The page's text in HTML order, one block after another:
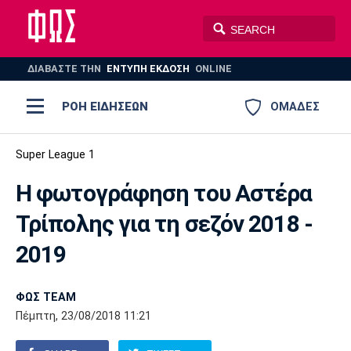
ΔΙΑΒΑΣΤΕ THN ΕΝΤΥΠΗ ΕΚΔΟΣΗ ONLINE
ΟΜΑΔΕΣ
ΡΟΗ ΕΙΔΗΣΕΩΝ
ΠΟΔΟΣΦΑΙΡΟ
ΠΟΛΟ ΣΠΟΡ
AUTO-MOTO
Ποδόσφαιρο
Super League 1
Super League 2
Ελλάδα
Μπάσκετ
Ελλάδα
EuroLeague
Ολυμπιακοί Αγώνες
Πόλο
Ολυμπιακός ΑΕΚ ΠΑΟΚ
Παναθηναϊκός
Super League 1
Η φωτογράφηση του Αστέρα
Τρίπολης για τη σεζόν 2018 -
2019
ΦΩΣ TEAM
Πέμπτη, 23/08/2018 11:21